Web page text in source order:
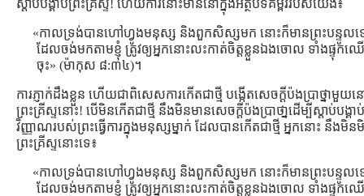
ស្ដាប់បង្គាប់ព្រះគ្រីស្ទ! ហើយការនោះមាននៅក្នុងអត្ថបទគម្ពីររបស់យើង៖
«កាលទ្រង់បានហៅហ្វូងមនុស្ស និងពួកសិស្សមក នោះក៏មានព្រះបន្ទូលទ
ដែលចង់មកតាមខ្ញុំ ត្រូវឲ្យអ្នកនោះលះកាត់ចិត្តខ្លួនឯងចោល ទាំងផ្ទុកឈើ
ចុះ» (ម៉ាកុស ៨:៣៤)។
ការភ្ញាក់ដឹងខ្លួន ហើយជាពិសេសការកើតជាថ្មី បង្កើតសេចក្ដីប៉ងប្រាថ្នាមួយន
ព្រះគ្រីស្ទនោះ! បើមិនកើតជាថ្មី នឹងមិនមានសេចក្ដីប៉ងប្រាថា្នដើម្បីស្ដាប់បង្
វិញ្ញាណរបស់ព្រះធ្វើការក្នុងមនុស្សម្នាក់ ដែលបានកើតជាថ្មី អ្នកនោះ នឹ
ព្រះគ្រីស្ទនោះទេ៖
«កាលទ្រង់បានហៅហ្វូងមនុស្ស និងពួកសិស្សមក នោះក៏មានព្រះបន្ទូលទ
ដែលចង់មកតាមខ្ញុំ ត្រូវឲ្យអ្នកនោះលះកាត់ចិត្តខ្លួនឯងចោល ទាំងផ្ទុកឈើ